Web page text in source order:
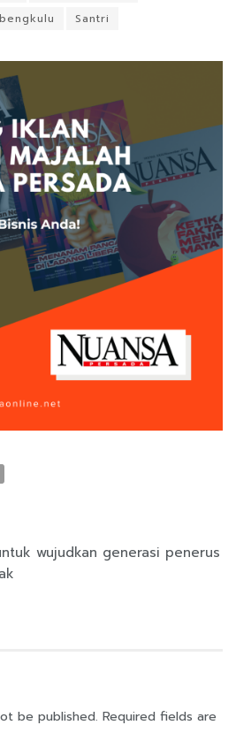
Santri
wujudkan generasi penerus
be published. Required fields are